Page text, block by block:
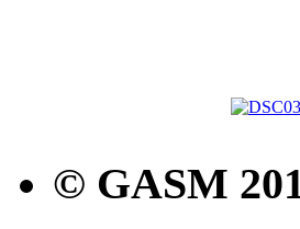
© GASM